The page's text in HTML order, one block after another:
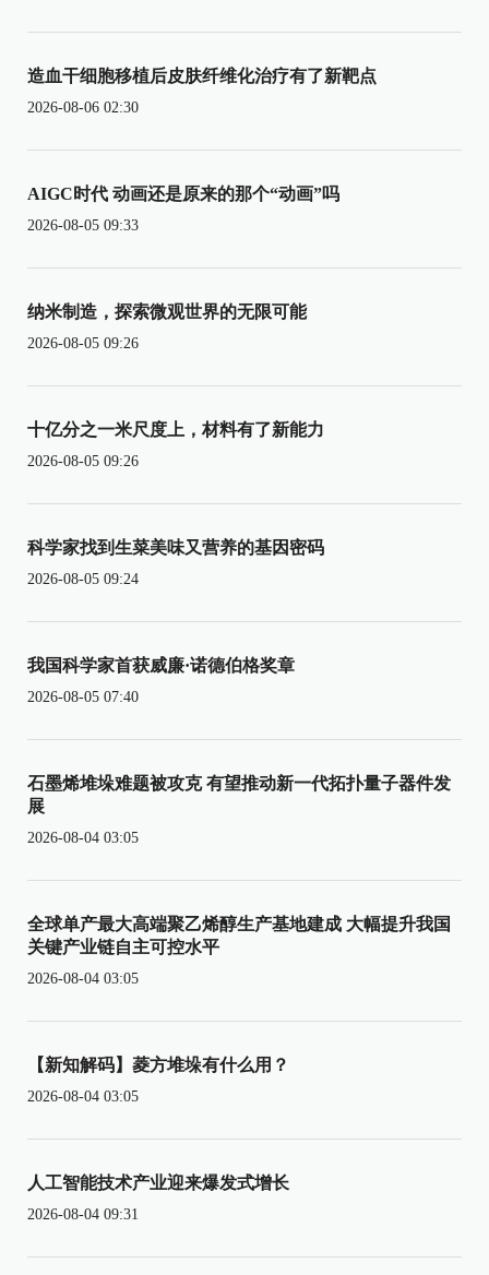
造血干细胞移植后皮肤纤维化治疗有了新靶点
2026-08-06 02:30
AIGC时代 动画还是原来的那个“动画”吗
2026-08-05 09:33
纳米制造，探索微观世界的无限可能
2026-08-05 09:26
十亿分之一米尺度上，材料有了新能力
2026-08-05 09:26
科学家找到生菜美味又营养的基因密码
2026-08-05 09:24
我国科学家首获威廉·诺德伯格奖章
2026-08-05 07:40
石墨烯堆垛难题被攻克 有望推动新一代拓扑量子器件发
展
2026-08-04 03:05
全球单产最大高端聚乙烯醇生产基地建成 大幅提升我国
关键产业链自主可控水平
2026-08-04 03:05
【新知解码】菱方堆垛有什么用？
2026-08-04 03:05
人工智能技术产业迎来爆发式增长
2026-08-04 09:31